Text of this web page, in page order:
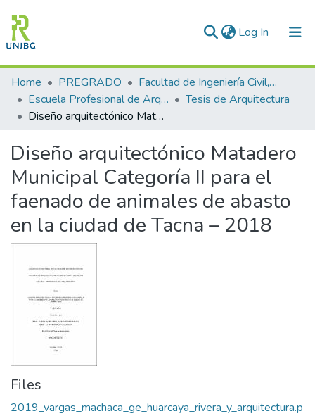
Log In (current)
Communities & Collections
All of DSpace
Enviar tesis
Home PREGRADO
Facultad de Ingeniería Civil, Arquitectura y Geotecnia
Escuela Profesional de Arquitectura
Tesis de Arquitectura
Diseño arquitectónico Matadero Municipal Categoría II para el faenado de animales de abasto en la ciudad de Tacna – 2018
Diseño arquitectónico Matadero
Municipal Categoría II para el
faenado de animales de abasto
en la ciudad de Tacna – 2018
Files
2019_vargas_machaca_ge_huarcaya_rivera_y_arquitectura.p